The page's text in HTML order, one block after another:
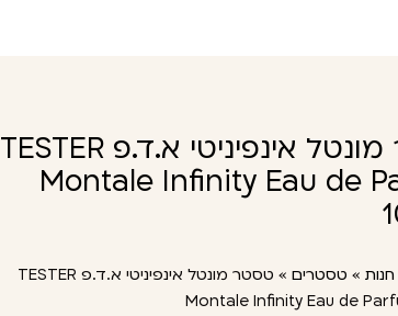
טסטר מונטל אינפיניטי א.ד.פ TESTER
Montale Infinity Eau de
חנות » טסטרים »
טסטר מונטל אינפיניטי א.ד.פ TESTER
Montale Infinity Eau de